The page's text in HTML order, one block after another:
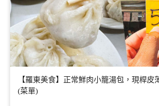
【羅東美食】正常鮮肉小籠湯包，現桿皮
(菜單)